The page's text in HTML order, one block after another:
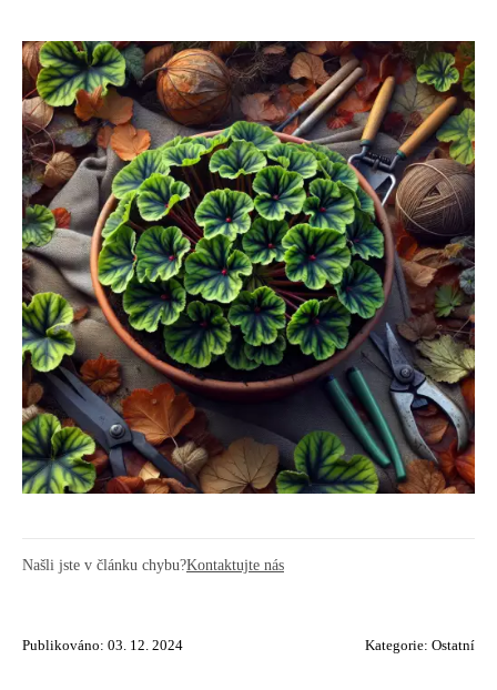
Našli jste v článku chybu?Kontaktujte nás
Publikováno: 03. 12. 2024 Kategorie: Ostatní